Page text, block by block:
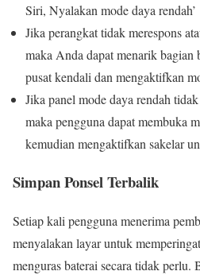
Siri, Nyalakan mode daya rendah’
Jika perangkat tidak merespons
maka Anda dapat menarik bagian
pusat kendali dan mengaktifkan
Jika panel mode daya rendah
maka pengguna dapat membuka
kemudian mengaktifkan sakelar
Simpan Ponsel Terbalik
Setiap kali pengguna menerima
menyalakan layar untuk
menguras baterai secara tidak